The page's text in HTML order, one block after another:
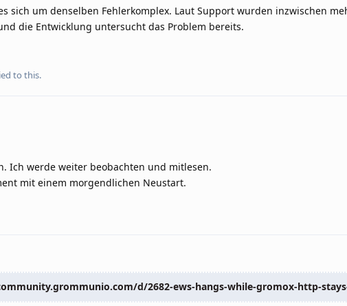
sich um denselben Fehlerkomplex. Laut Support wurden inzwischen
die Entwicklung untersucht das Problem bereits.
to this.
Ich werde weiter beobachten und mitlesen.
mit einem morgendlichen Neustart.
d/2682-ews-hangs-while-gromox-http-